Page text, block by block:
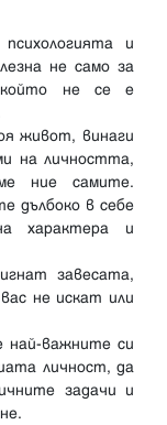
и
не само за
не се е
живот, винаги
на личността,
ние самите.
дълбоко в себе
характера и
завесата,
не искат или
най-важните си
личност, да
задачи и